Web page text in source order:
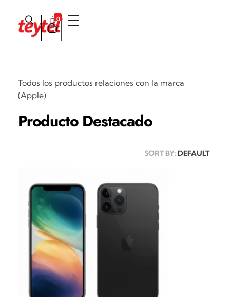
0
Todos los productos relaciones con la marca
(Apple)
Producto Destacado
SORT BY:DEFAULT